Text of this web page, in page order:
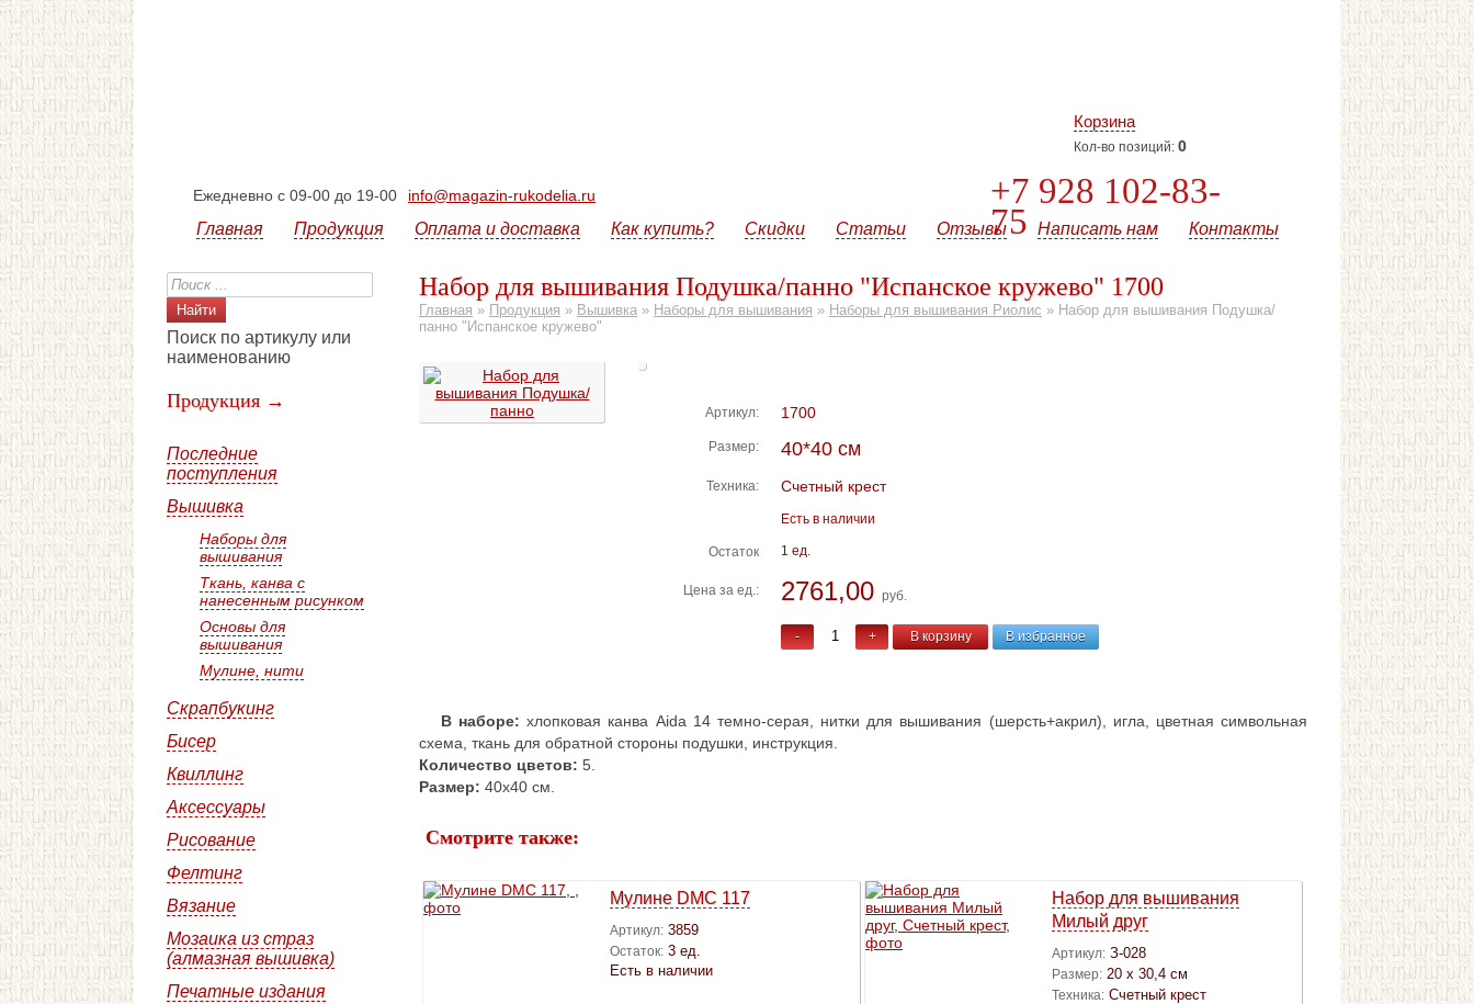
Корзина
Кол-во позиций: 0
+7 928 102-83-
75
Ежедневно с 09-00 до 19-00 info@magazin-rukodelia.ru
Главная Продукция Оплата и доставка Как купить? Скидки Статьи Отзывы Написать нам Контакты
Поиск по артикулу или
наименованию
Продукция →
Последние
поступления
Вышивка
Наборы для
вышивания
Ткань, канва с
нанесенным рисунком
Основы для
вышивания
Мулине, нити
Скрапбукинг
Бисер
Квиллинг
Аксессуары
Рисование
Фелтинг
Вязание
Мозаика из страз
(алмазная вышивка)
Печатные издания
Набор для вышивания Подушка/панно "Испанское кружево" 1700
Главная » Продукция » Вышивка » Наборы для вышивания » Наборы для вышивания Риолис » Набор для вышивания Подушка/
панно "Испанское кружево"
Артикул: 1700
Размер: 40*40 см
Техника: Счетный крест
Есть в наличии
Остаток 1 ед.
Цена за ед.: 2761,00 руб.
- + В корзину В избранное
В наборе: хлопковая канва Aida 14 темно-серая, нитки для вышивания (шерсть+акрил), игла, цветная символьная
схема, ткань для обратной стороны подушки, инструкция.
Количество цветов: 5.
Размер: 40х40 см.
Смотрите также:
Мулине DMC 117
Артикул: 3859
Остаток: 3 ед.
Есть в наличии
Набор для вышивания
Милый друг
Артикул: З-028
Размер: 20 х 30,4 см
Техника: Счетный крест